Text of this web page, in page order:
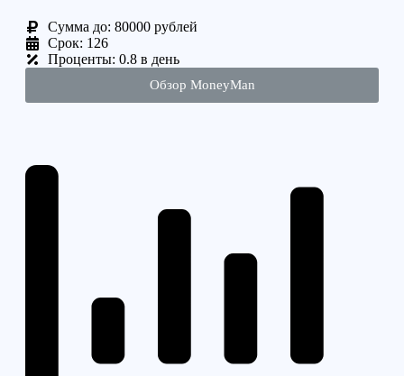
Cумма до: 80000 рублей
Срок: 126
Проценты: 0.8 в день
Обзор MoneyMan